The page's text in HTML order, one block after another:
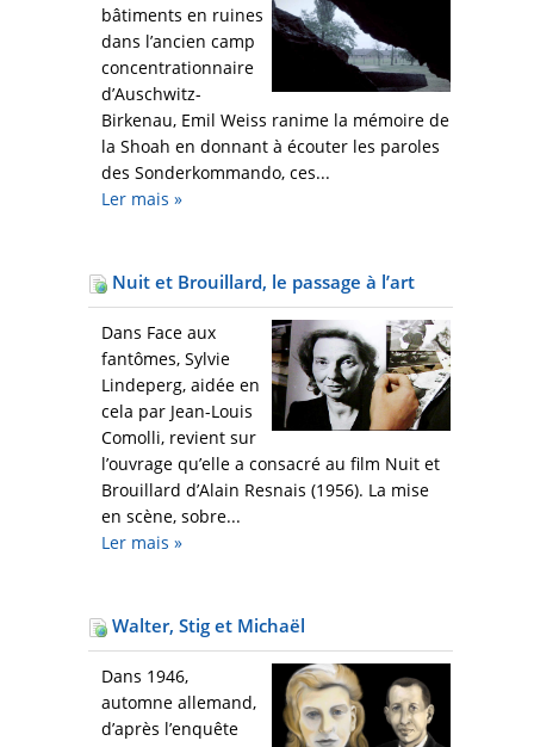
bâtiments en ruines
dans l’ancien camp
concentrationnaire
d’Auschwitz-
Birkenau, Emil Weiss ranime la mémoire de
la Shoah en donnant à écouter les paroles
des Sonderkommando, ces...
Ler mais »
Nuit et Brouillard, le passage à l’art
Dans Face aux
fantômes, Sylvie
Lindeperg, aidée en
cela par Jean-Louis
Comolli, revient sur
l’ouvrage qu’elle a consacré au film Nuit et
Brouillard d’Alain Resnais (1956). La mise
en scène, sobre...
Ler mais »
Walter, Stig et Michaël
Dans 1946,
automne allemand,
d’après l’enquête